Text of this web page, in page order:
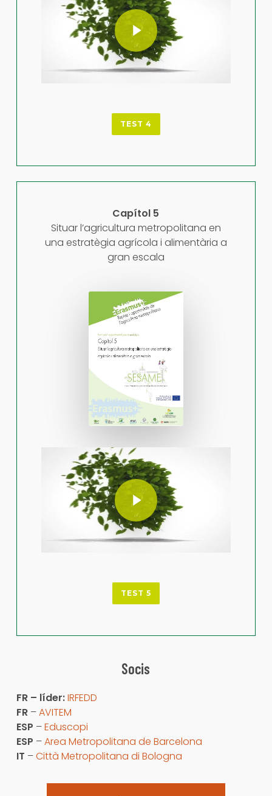
Play Video
TEST 4
Capítol 5
Situar l’agricultura metropolitana en
una estratègia agrícola i alimentària a
gran escala
Play Video
Play Video
TEST 5
Socis
FR – líder:IRFEDD
FR –AVITEM
ESP –Eduscopi
ESP –Area Metropolitana de Barcelona
IT –Città Metropolitana di Bologna